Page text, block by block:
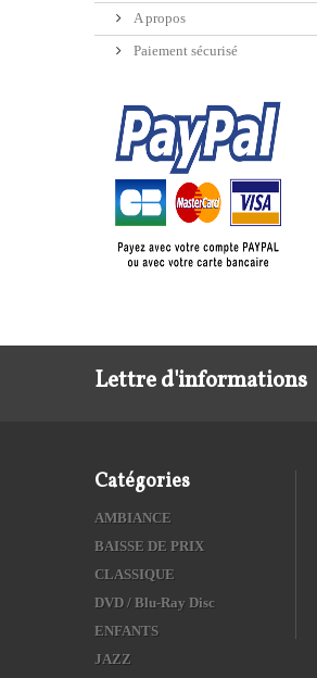
A propos
Paiement sécurisé
Lettre d'informations
Catégories
AMBIANCE
BAISSE DE PRIX
CLASSIQUE
DVD / Blu-Ray Disc
ENFANTS
JAZZ